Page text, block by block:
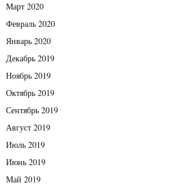
Март 2020
Февраль 2020
Январь 2020
Декабрь 2019
Ноябрь 2019
Октябрь 2019
Сентябрь 2019
Август 2019
Июль 2019
Июнь 2019
Май 2019